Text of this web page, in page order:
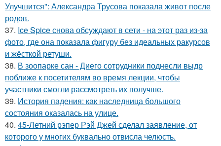
Улучшится": Александра Трусова показала живот после
родов.
37. Ice Spice снова обсуждают в сети - на этот раз из-за
фото, где она показала фигуру без идеальных ракурсов
и жёсткой ретуши.
38. В зоопарке сан - Диего сотрудники поднесли выдр
поближе к посетителям во время лекции, чтобы
участники смогли рассмотреть их получше.
39. История падения: как наследница большого
состояния оказалась на улице.
40. 45-Летний рэпер Рэй Джей сделал заявление, от
которого у многих буквально отвисла челюсть.